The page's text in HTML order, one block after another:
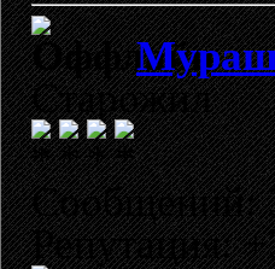
Старожил
Сообщений:
Репутация: